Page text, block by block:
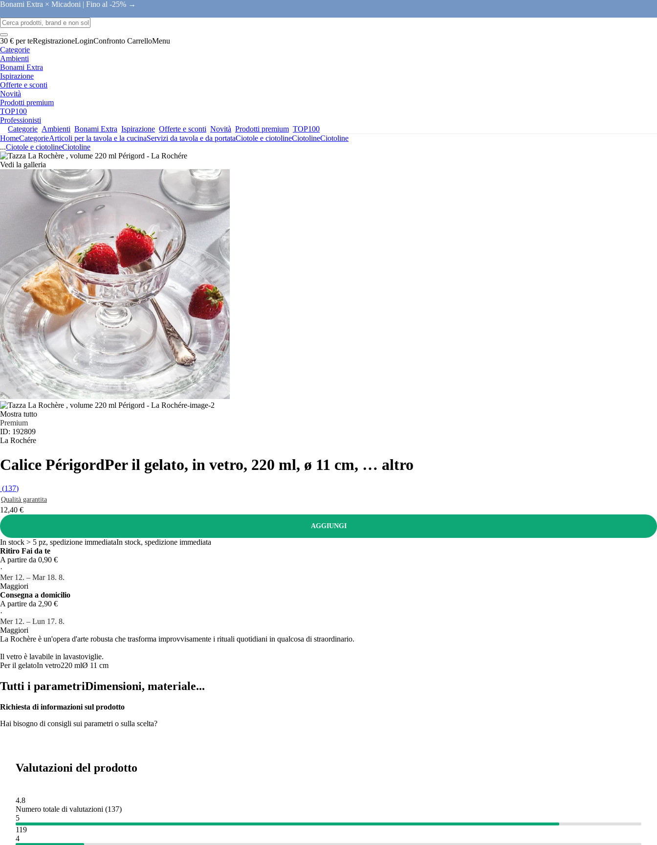
Bonami Extra × Micadoni | Fino al -25% →
30 € per teRegistrazioneLoginConfronto CarrelloMenu
Categorie
Ambienti
Bonami Extra
Ispirazione
Offerte e sconti
Novità
Prodotti premium
TOP100
Professionisti
Categorie Ambienti Bonami Extra Ispirazione Offerte e sconti Novità Prodotti premium TOP100
HomeCategorieArticoli per la tavola e la cucinaServizi da tavola e da portataCiotole e ciotolineCiotolineCiotoline
...Ciotole e ciotolineCiotoline
Vedi la galleria
Mostra tutto
Premium
ID: 192809
La Rochére
Calice PérigordPer il gelato, in vetro, 220 ml, ø 11 cm, … altro
(137)
Qualità garantita
12,40 €
AGGIUNGI
In stock > 5 pz, spedizione immediataIn stock, spedizione immediata
Ritiro Fai da te
A partire da 0,90 €
·
Mer 12. – Mar 18. 8.
Maggiori
Consegna a domicilio
A partire da 2,90 €
·
Mer 12. – Lun 17. 8.
Maggiori
La Rochère è un'opera d'arte robusta che trasforma improvvisamente i rituali quotidiani in qualcosa di straordinario.
Il vetro è lavabile in lavastoviglie.
Per il gelatoIn vetro220 mlØ 11 cm
Tutti i parametriDimensioni, materiale...
Richiesta di informazioni sul prodotto
Hai bisogno di consigli sui parametri o sulla scelta?
Valutazioni del prodotto
4.8
Numero totale di valutazioni (137)
5
119
4